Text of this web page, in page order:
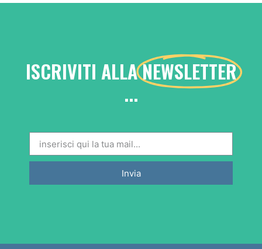
ISCRIVITI ALLANEWSLETTER
...
Invia